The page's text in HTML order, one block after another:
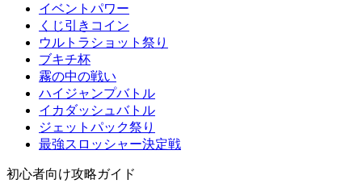
イベントパワー
くじ引きコイン
ウルトラショット祭り
ブキチ杯
霧の中の戦い
ハイジャンプバトル
イカダッシュバトル
ジェットパック祭り
最強スロッシャー決定戦
初心者向け攻略ガイド